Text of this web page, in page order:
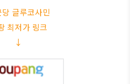
당 글루코사민
최저가 링크
↓